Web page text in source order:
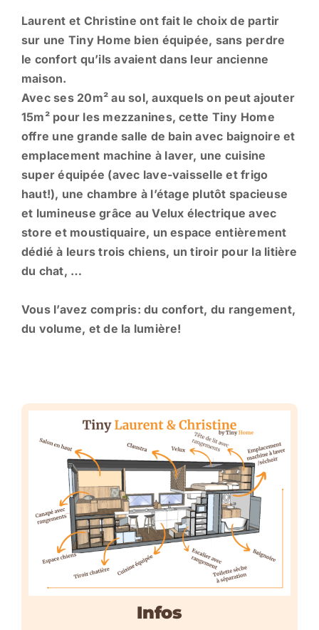
Laurent et Christine ont fait le choix de partir
sur une Tiny Home bien équipée, sans perdre
le confort qu’ils avaient dans leur ancienne
maison.
Avec ses 20m² au sol, auxquels on peut ajouter
15m² pour les mezzanines, cette Tiny Home
offre une grande salle de bain avec baignoire et
emplacement machine à laver, une cuisine
super équipée (avec lave-vaisselle et frigo
haut!), une chambre à l’étage plutôt spacieuse
et lumineuse grâce au Velux électrique avec
store et moustiquaire, un espace entièrement
dédié à leurs trois chiens, un tiroir pour la litière
du chat, …
Vous l’avez compris: du confort, du rangement,
du volume, et de la lumière!
Infos